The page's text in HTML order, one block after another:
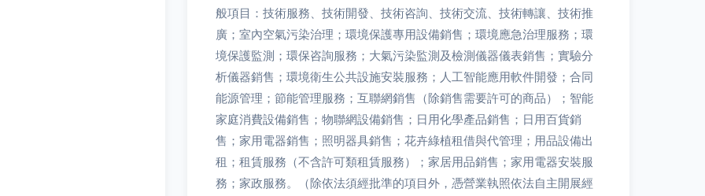
般項目：技術服務、技術開發、技術咨詢、技術交流、技術轉讓、技術推
廣；室內空氣污染治理；環境保護專用設備銷售；環境應急治理服務；環
境保護監測；環保咨詢服務；大氣污染監測及檢測儀器儀表銷售；實驗分
析儀器銷售；環境衛生公共設施安裝服務；人工智能應用軟件開發；合同
能源管理；節能管理服務；互聯網銷售（除銷售需要許可的商品）；智能
家庭消費設備銷售；物聯網設備銷售；日用化學產品銷售；日用百貨銷
售；家用電器銷售；照明器具銷售；花卉綠植租借與代管理；用品設備出
租；租賃服務（不含許可類租賃服務）；家居用品銷售；家用電器安裝服
務；家政服務。（除依法須經批準的項目外，憑營業執照依法自主開展經